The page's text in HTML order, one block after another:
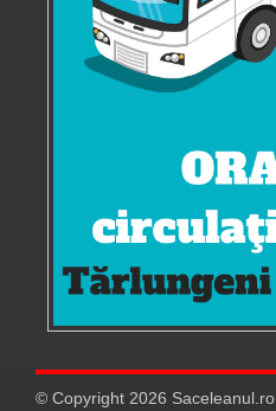
© Copyright 2026 Saceleanul.ro